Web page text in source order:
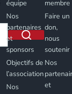
équipe
Nos
partenaires
et
sponsors
Objectifs de
l’association
Nos
membre
Faire un
don,
nous
soutenir
Nos
et